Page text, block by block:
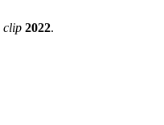
clip 2022.